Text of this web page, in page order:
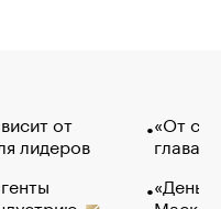
от
лидеров
«От
глава